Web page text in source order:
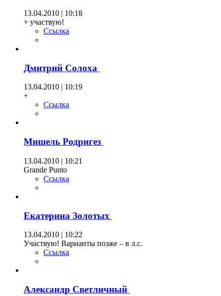
13.04.2010 | 10:18
+ участвую!
Ссылка
Дмитрий Солоха
13.04.2010 | 10:19
+
Ссылка
Мишель Родригез
13.04.2010 | 10:21
Grande Punto
Ссылка
Екатерина Золотых
13.04.2010 | 10:22
Участвую! Варианты позже – в л.с.
Ссылка
Александр Светличный